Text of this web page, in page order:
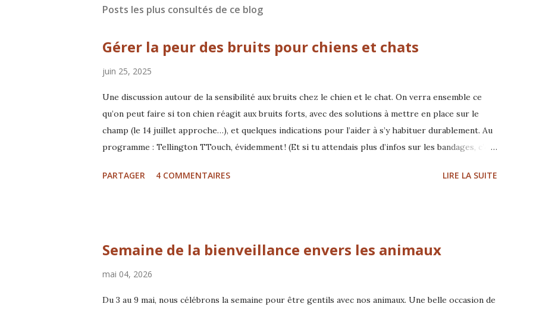
Posts les plus consultés de ce blog
Gérer la peur des bruits pour chiens et chats
juin 25, 2025
Une discussion autour de la sensibilité aux bruits chez le chien et le chat. On verra ensemble ce
qu’on peut faire si ton chien réagit aux bruits forts, avec des solutions à mettre en place sur le
champ (le 14 juillet approche…), et quelques indications pour l’aider à s’y habituer durablement. Au
programme : Tellington TTouch, évidemment ! (Et si tu attendais plus d’infos sur les bandages, c’est
cacher derrière cette sensibilité Avec Gloria Filaferro - comportementaliste et praticienne
PARTAGER 4 COMMENTAIRES LIRE LA SUITE
Semaine de la bienveillance envers les animaux
mai 04, 2026
Du 3 au 9 mai, nous célébrons la semaine pour être gentils avec nos animaux. Une belle occasion de